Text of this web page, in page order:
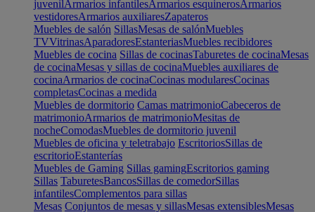
juvenilArmarios infantilesArmarios esquinerosArmarios
vestidoresArmarios auxiliaresZapateros
Muebles de salón SillasMesas de salónMuebles
TVVitrinasAparadoresEstanteriasMuebles recibidores
Muebles de cocina Sillas de cocinasTaburetes de cocinaMesas
de cocinaMesas y sillas de cocinaMuebles auxiliares de
cocinaArmarios de cocinaCocinas modularesCocinas
completasCocinas a medida
Muebles de dormitorio Camas matrimonioCabeceros de
matrimonioArmarios de matrimonioMesitas de
nocheComodasMuebles de dormitorio juvenil
Muebles de oficina y teletrabajo EscritoriosSillas de
escritorioEstanterías
Muebles de Gaming Sillas gamingEscritorios gaming
Sillas TaburetesBancosSillas de comedorSillas
infantilesComplementos para sillas
Mesas Conjuntos de mesas y sillasMesas extensiblesMesas